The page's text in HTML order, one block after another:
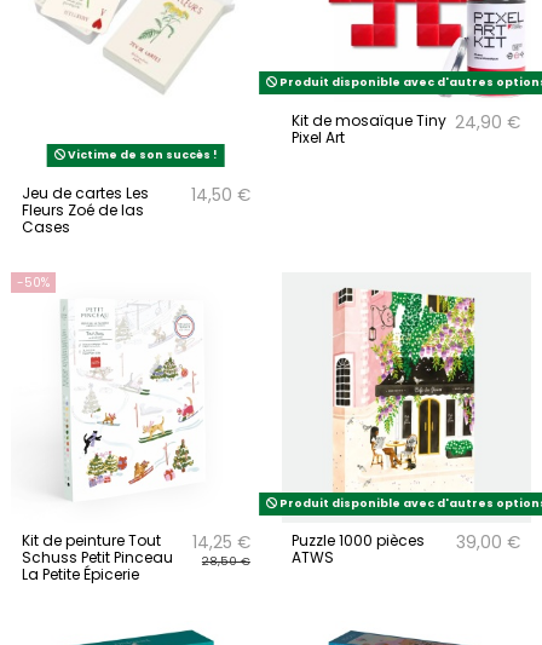
Victime de son succès !
Jeu de cartes Les
Fleurs Zoé de las
Cases
14,50 €
Produit disponible avec d'autres
Kit de mosaïque Tiny
Pixel Art
24,90 €
-50%
Kit de peinture Tout
Schuss Petit Pinceau
La Petite Épicerie
14,25 €
28,50 €
Produit disponible avec d'autres
Puzzle 1000 pièces
ATWS
39,00 €